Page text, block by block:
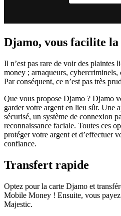
Djamo, vous facilite la
Il n’est pas rare de voir des plaintes
money ; arnaqueurs,
Par conséquent, ce n’est pas très
Que vous propose Djamo ? Djamo
garder votre argent en lieu sûr. Une
sécurisé, un système de connexion
reconnaissance faciale. Toutes ces
protéger votre argent et d’effectuer
confiance.
Transfert rapide
Optez pour la carte Djamo et
Mobile Money ! Ensuite, vous
Majestic.